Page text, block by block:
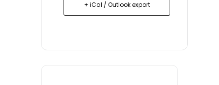
+ iCal / Outlook export